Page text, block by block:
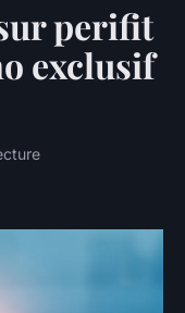
perifit
exclusif